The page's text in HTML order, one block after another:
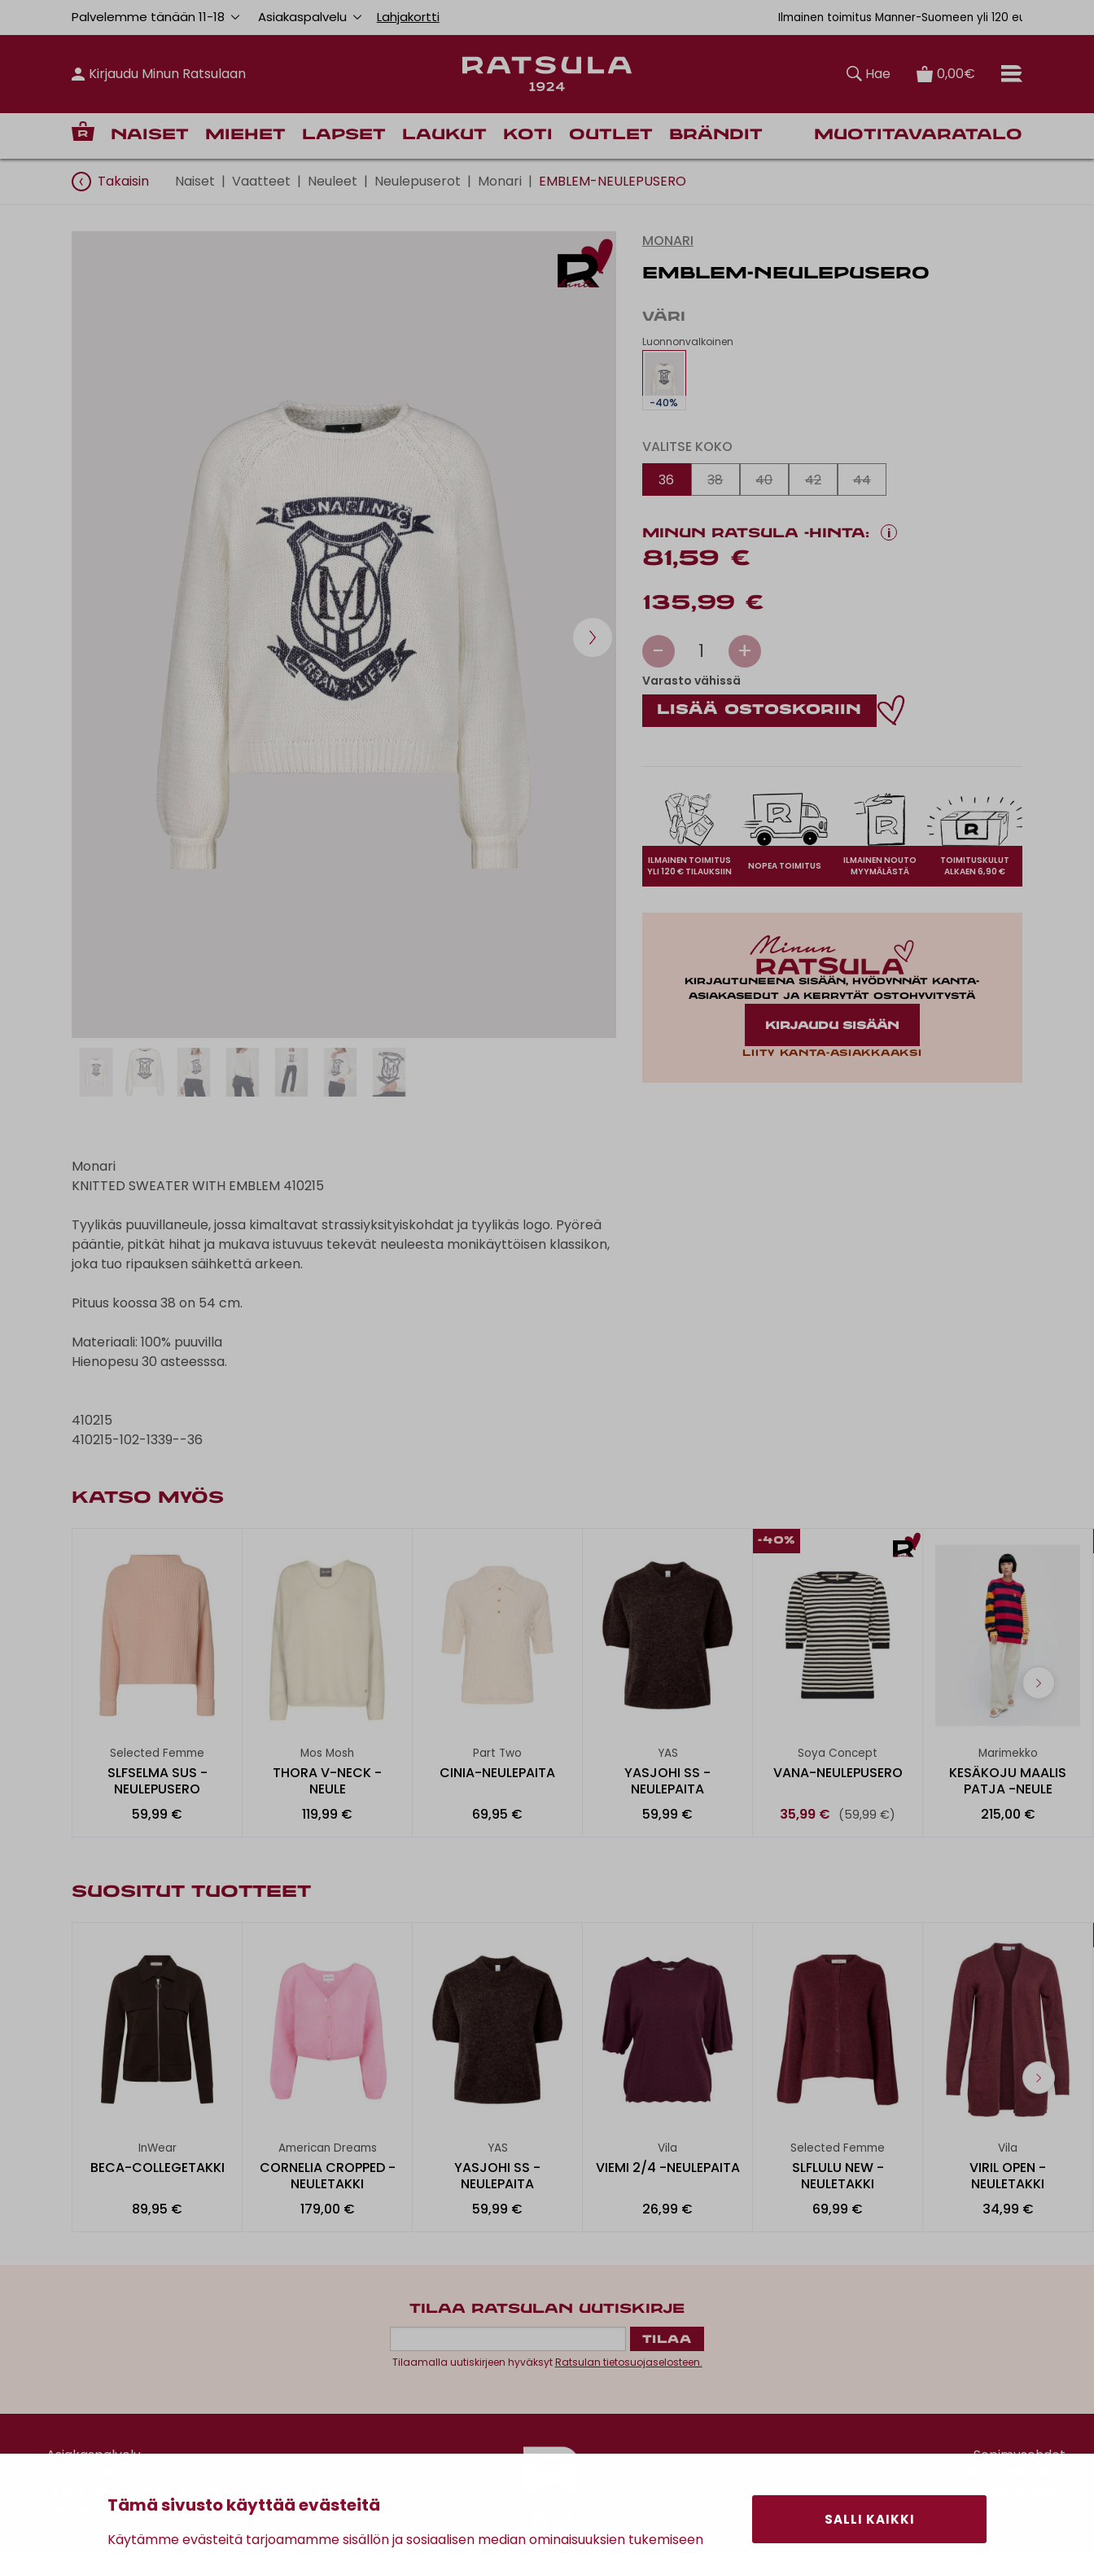
Tämä sivusto käyttää evästeitä
Käytämme evästeitä tarjoamamme sisällön ja sosiaalisen median ominaisuuksien tukemiseen
SALLI KAIKKI
Palvelemme tänään 11-18 Asiakaspalvelu Lahjakortti Ilmainen toimitus Manner-Suomeen yli 120 euron tilauksiin
Kirjaudu Minun Ratsulaan Hae 0,00€
Naiset Miehet Lapset Laukut Koti Outlet Brändit Muotitavaratalo
Takaisin Naiset | Vaatteet | Neuleet | Neulepuserot | Monari | EMBLEM-NEULEPUSERO
Monari
KNITTED SWEATER WITH EMBLEM 410215
Tyylikäs puuvillaneule, jossa kimaltavat strassiyksityiskohdat ja tyylikäs logo. Pyöreä
pääntie, pitkät hihat ja mukava istuvuus tekevät neuleesta monikäyttöisen klassikon,
joka tuo ripauksen säihkettä arkeen.
Pituus koossa 38 on 54 cm.
Materiaali: 100% puuvilla
Hienopesu 30 asteesssa.
410215
410215-102-1339--36
MONARI
EMBLEM-NEULEPUSERO
VÄRI
Luonnonvalkoinen
-40%
VALITSE KOKO
36
38 40 42 44
MINUN RATSULA -HINTA: i
81,59 €
135,99 €
- 1 +
Varasto vähissä
ILMAINEN TOIMITUS
YLI 120 € TILAUKSIIN
NOPEA TOIMITUS
ILMAINEN NOUTO
MYYMÄLÄSTÄ
TOIMITUSKULUT
ALKAEN 6,90 €
Kirjautuneena sisään, hyödynnät kanta-
asiakasedut ja kerrytät ostohyvitystä
KIRJAUDU SISÄÄN
Liity kanta-asiakkaaksi
KATSO MYÖS
Selected Femme
SLFSELMA SUS -
NEULEPUSERO
59,99 €
Mos Mosh
THORA V-NECK -
NEULE
119,99 €
Part Two
CINIA-NEULEPAITA
69,95 €
YAS
YASJOHI SS -
NEULEPAITA
59,99 €
-40%
Soya Concept
VANA-NEULEPUSERO
35,99 € (59,99 €)
Marimekko
KESÄKOJU MAALIS
PATJA -NEULE
215,00 €
SUOSITUT TUOTTEET
InWear
BECA-COLLEGETAKKI
89,95 €
American Dreams
CORNELIA CROPPED -
NEULETAKKI
179,00 €
YAS
YASJOHI SS -
NEULEPAITA
59,99 €
Vila
VIEMI 2/4 -NEULEPAITA
26,99 €
Selected Femme
SLFLULU NEW -
NEULETAKKI
69,99 €
Vila
VIRIL OPEN -
NEULETAKKI
34,99 €
TILAA RATSULAN UUTISKIRJE
Tilaamalla uutiskirjeen hyväksytRatsulan tietosuojaselosteen.
Asiakaspalvelu
Gomee Ratsula Café
Sopimusehdot